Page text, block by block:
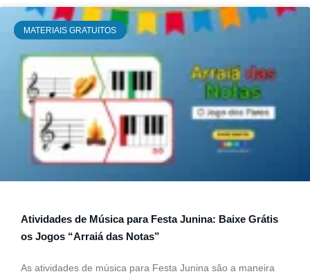
MATERIAIS GRATUITOS
Atividades de Música para Festa Junina: Baixe Grátis
os Jogos “Arraiá das Notas”
As atividades de música para Festa Junina são a maneira